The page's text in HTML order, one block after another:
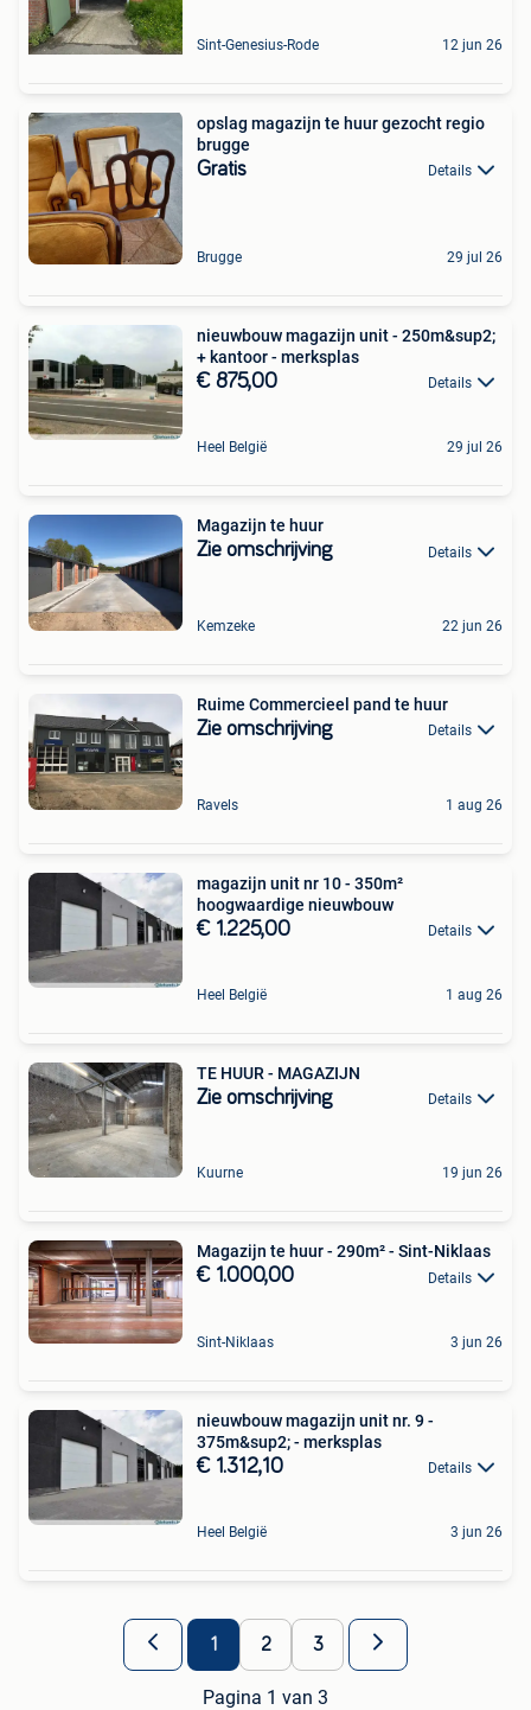
Sint-Genesius-Rode 12 jun 26
opslag magazijn te huur gezocht regio
brugge
Gratis Details
Brugge 29 jul 26
nieuwbouw magazijn unit - 250m&sup2;
+ kantoor - merksplas
€ 875,00 Details
Heel België 29 jul 26
Magazijn te huur
Zie omschrijving Details
Kemzeke 22 jun 26
Ruime Commercieel pand te huur
Zie omschrijving Details
Ravels 1 aug 26
magazijn unit nr 10 - 350m²
hoogwaardige nieuwbouw
€ 1.225,00 Details
Heel België 1 aug 26
TE HUUR - MAGAZIJN
Zie omschrijving Details
Kuurne 19 jun 26
Magazijn te huur - 290m² - Sint-Niklaas
€ 1.000,00 Details
Sint-Niklaas 3 jun 26
nieuwbouw magazijn unit nr. 9 -
375m&sup2; - merksplas
€ 1.312,10 Details
Heel België 3 jun 26
1 2 3
Pagina 1 van 3